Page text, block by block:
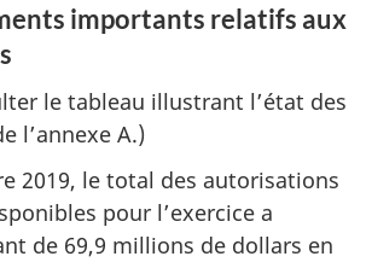
importants relatifs aux
le tableau illustrant l’état des
l’annexe A.)
2019, le total des autorisations
pour l’exercice a
de 69,9 millions de dollars en